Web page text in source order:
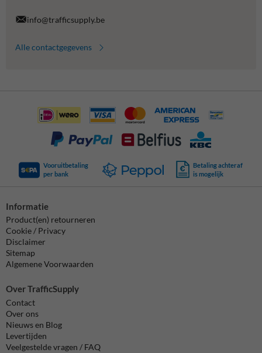
info@trafficsupply.be
Alle contactgegevens
Vooruitbetaling
per bank
Betaling achteraf
is mogelijk
Informatie
Product(en) retourneren
Cookie / Privacy
Disclaimer
Sitemap
Algemene Voorwaarden
Over TrafficSupply
Contact
Over ons
Nieuws en Blog
Levertijden
Veelgestelde vragen / FAQ